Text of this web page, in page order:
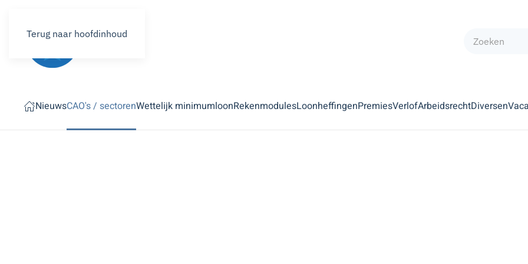
Terug naar hoofdinhoud
NieuwsCAO's / sectorenWettelijk minimumloonRekenmodulesLoonheffingenPremiesVerlofArbeidsrechtDiversen